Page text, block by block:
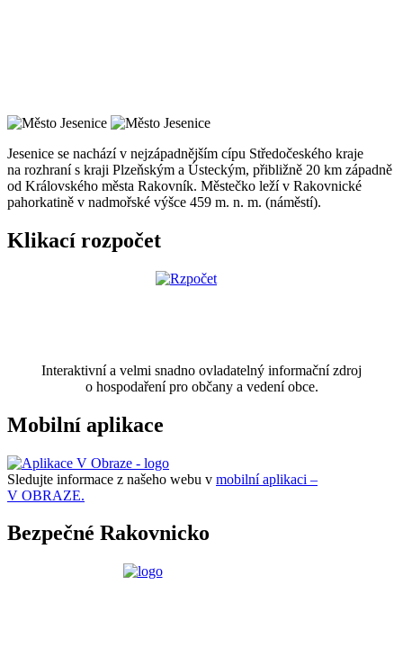
Jesenice se nachází v nejzápadnějším cípu Středočeského kraje
na rozhraní s kraji Plzeňským a Ústeckým, přibližně 20 km západně
od Královského města Rakovník. Městečko leží v Rakovnické
pahorkatině v nadmořské výšce 459 m. n. m. (náměstí).
Klikací rozpočet
Interaktivní a velmi snadno ovladatelný informační zdroj
o hospodaření pro občany a vedení obce.
Mobilní aplikace
Sledujte informace z našeho webu v mobilní aplikaci –
V OBRAZE.
Bezpečné Rakovnicko